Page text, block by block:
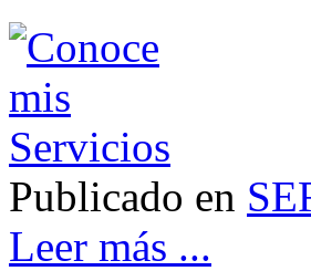
Publicado en
Leer más ...